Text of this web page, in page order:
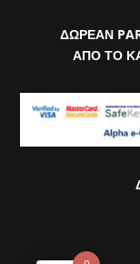
ΔΩΡΕΑΝ
ΑΠΟ ΤΟ